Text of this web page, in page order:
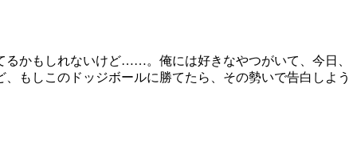
もしれないけど……。俺には好きなやつがいて、今日、
このドッジボールに勝てたら、その勢いで告白しよう